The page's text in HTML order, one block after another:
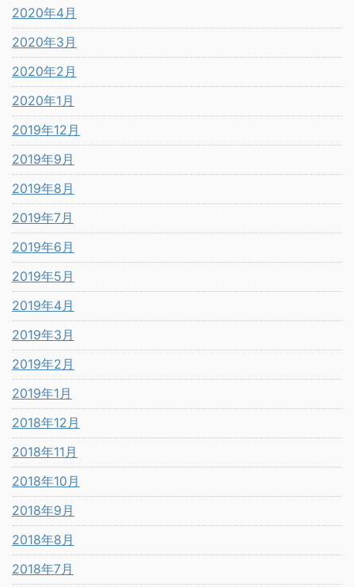
2020年4月
2020年3月
2020年2月
2020年1月
2019年12月
2019年9月
2019年8月
2019年7月
2019年6月
2019年5月
2019年4月
2019年3月
2019年2月
2019年1月
2018年12月
2018年11月
2018年10月
2018年9月
2018年8月
2018年7月